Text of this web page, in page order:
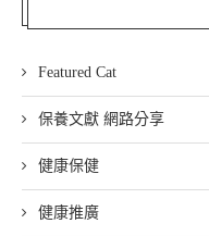
Featured Cat
保養文獻 網路分享
健康保健
健康推廣